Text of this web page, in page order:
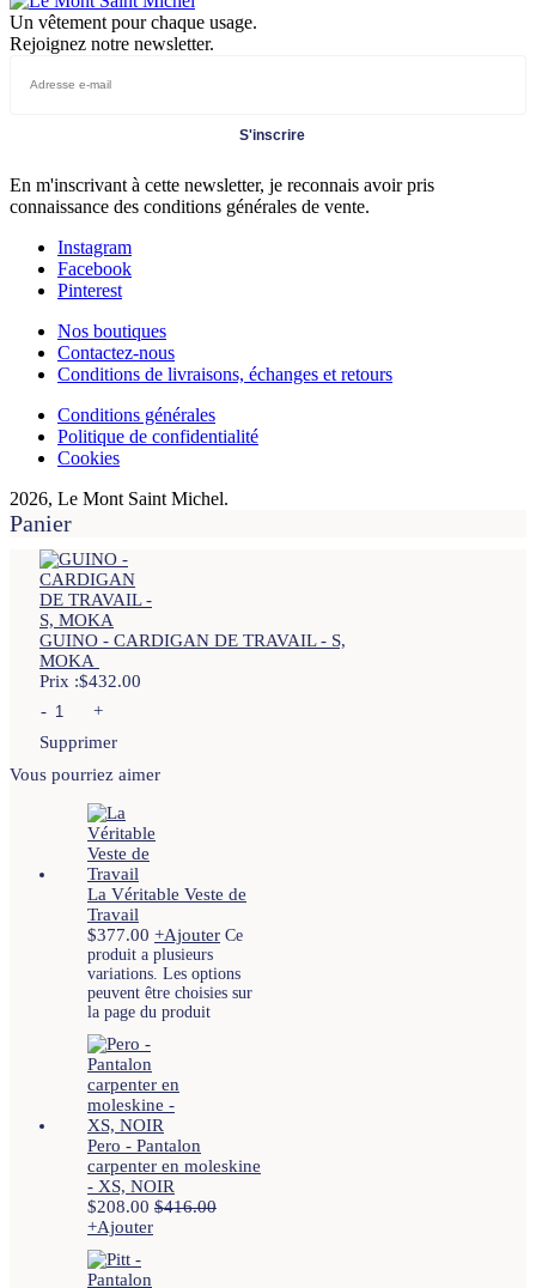
Un vêtement pour chaque usage.
Rejoignez notre newsletter.
S'inscrire
En m'inscrivant à cette newsletter, je reconnais avoir pris
connaissance des conditions générales de vente.
Instagram
Facebook
Pinterest
Nos boutiques
Contactez-nous
Conditions de livraisons, échanges et retours
Conditions générales
Politique de confidentialité
Cookies
2026, Le Mont Saint Michel.
Panier
GUINO - CARDIGAN DE TRAVAIL - S,
MOKA
Prix :$432.00
-
+
Supprimer
Vous pourriez aimer
La Véritable Veste de
Travail
$377.00 +Ajouter Ce
produit a plusieurs
variations. Les options
peuvent être choisies sur
la page du produit
Pero - Pantalon
carpenter en moleskine
- XS, NOIR
$208.00 $416.00
+Ajouter